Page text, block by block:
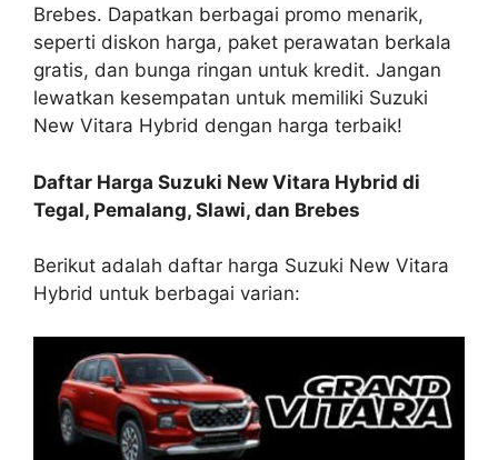
Brebes. Dapatkan berbagai promo menarik,
seperti diskon harga, paket perawatan berkala
gratis, dan bunga ringan untuk kredit. Jangan
lewatkan kesempatan untuk memiliki Suzuki
New Vitara Hybrid dengan harga terbaik!
Daftar Harga Suzuki New Vitara Hybrid di
Tegal, Pemalang, Slawi, dan Brebes
Berikut adalah daftar harga Suzuki New Vitara
Hybrid untuk berbagai varian: